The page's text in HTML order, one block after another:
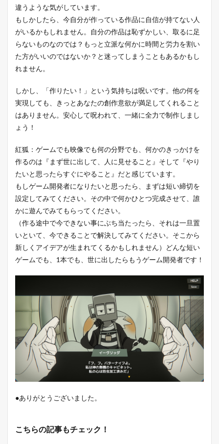
違うような気がしています。
もしかしたら、今自分が作っている作品に自信が持てない人
がいるかもしれません。自分の作品は恥ずかしい、取るに足
らないものなのでは？もっと立派な何かに時間と労力を割い
た方がいいのではないか？と迷ってしまうこともあるかもし
れません。
しかし、「作りたい！」という気持ちは呪いです。他の何を
実現しても、きっとあなたの創作意欲が満足してくれること
はありません。安心して呪われて、一緒に全力で制作しまし
ょう！
紅狐：ゲームでも映像でも何の分野でも、何かのきっかけを
作るのは『まず世に出して、人に見せること』そして『やり
たいと思ったらすぐにやること』だと感じています。
もしゲーム開発者になりたいと思ったら、まずは短い締切を
設定してみてください。その中で何かひとつ完成させて、誰
かに遊んでみてもらってください。
（作る途中で今できない事にぶち当たったら、それは一旦置
いといて、今できることで解決してみてください。そこから
新しくアイデアが生まれてくるかもしれません）どんな短い
ゲームでも、1本でも、世に出したらもうゲーム開発者です！
●ありがとうございました。
こちらの記事もチェック！